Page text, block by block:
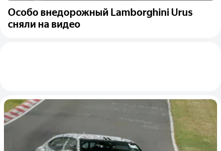
Особо внедорожный Lamborghini Urus
сняли на видео